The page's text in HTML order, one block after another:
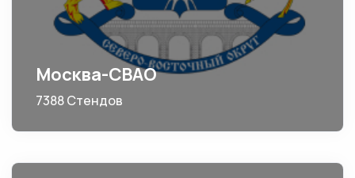
Москва-СВАО
7388 Стендов